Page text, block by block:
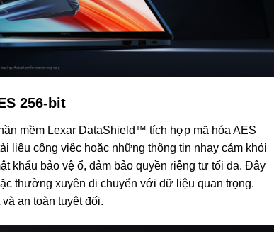
256-bit
mềm Lexar DataShield™ tích hợp mã hóa AES
liệu công việc hoặc những thông tin nhạy cảm khỏi
khẩu bảo vệ ổ, đảm bảo quyền riêng tư tối đa. Đây
thường xuyên di chuyển với dữ liệu quan trọng.
an toàn tuyệt đối.